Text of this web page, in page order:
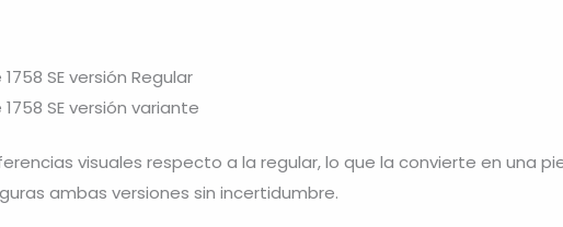
SE versión Regular
SE versión variante
visuales respecto a la regular, lo que la convierte en una
ambas versiones sin incertidumbre.